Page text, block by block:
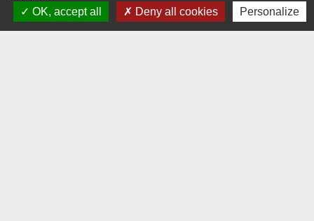
Contacts
OK, accept all
Deny all cookies Personalize